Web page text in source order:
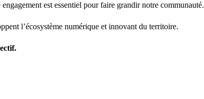
engagement est essentiel pour faire grandir notre communauté.
l’écosystème numérique et innovant du territoire.